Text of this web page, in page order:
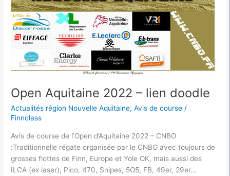
Open Aquitaine 2022 – lien doodle
Actualités région Nouvelle Aquitaine,Avis de course /
Finnclass
Avis de course de l’Open d’Aquitaine 2022 – CNBO
:Traditionnelle régate organisée par le CNBO avec toujours de
grosses flottes de Finn, Europe et Yole OK, mais aussi des
ILCA (ex laser), Pico, 470, Snipes, 5O5, FB, 49er, 29er…